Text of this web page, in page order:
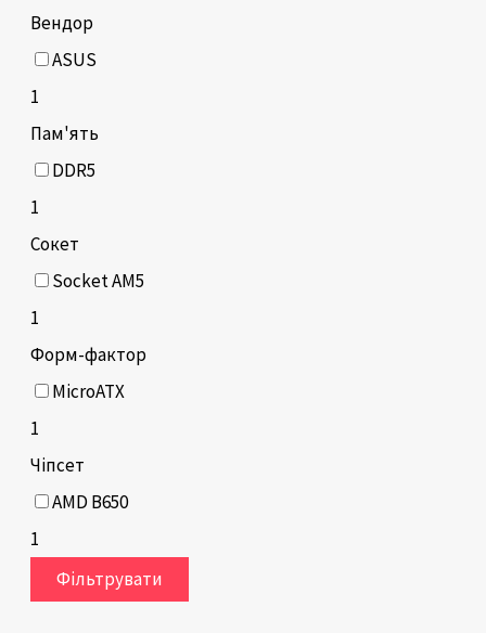
Вендор
ASUS
1
Пам'ять
DDR5
1
Сокет
Socket AM5
1
Форм-фактор
MicroATX
1
Чіпсет
AMD B650
1
Фільтрувати